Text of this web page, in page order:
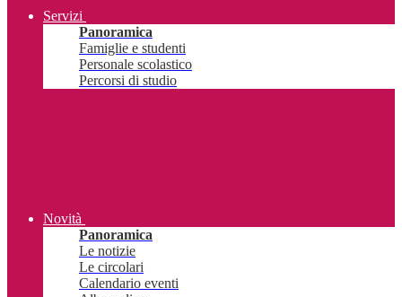
Servizi
Panoramica
Famiglie e studenti
Personale scolastico
Percorsi di studio
Novità
Panoramica
Le notizie
Le circolari
Calendario eventi